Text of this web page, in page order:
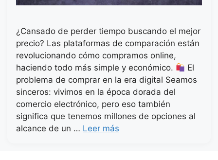
¿Cansado de perder tiempo buscando el mejor
precio? Las plataformas de comparación están
revolucionando cómo compramos online,
haciendo todo más simple y económico.
El
problema de comprar en la era digital Seamos
sinceros: vivimos en la época dorada del
comercio electrónico, pero eso también
significa que tenemos millones de opciones al
alcance de un … Leer más